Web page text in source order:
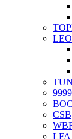
9999
CSB
LFA